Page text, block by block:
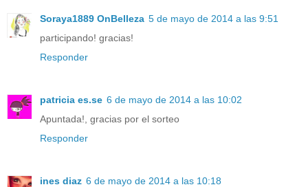
Soraya1889 OnBelleza 5 de mayo de 2014 a las 9:51
participando! gracias!
Responder
patricia es.se 6 de mayo de 2014 a las 10:02
Apuntada!, gracias por el sorteo
Responder
ines diaz 6 de mayo de 2014 a las 10:18